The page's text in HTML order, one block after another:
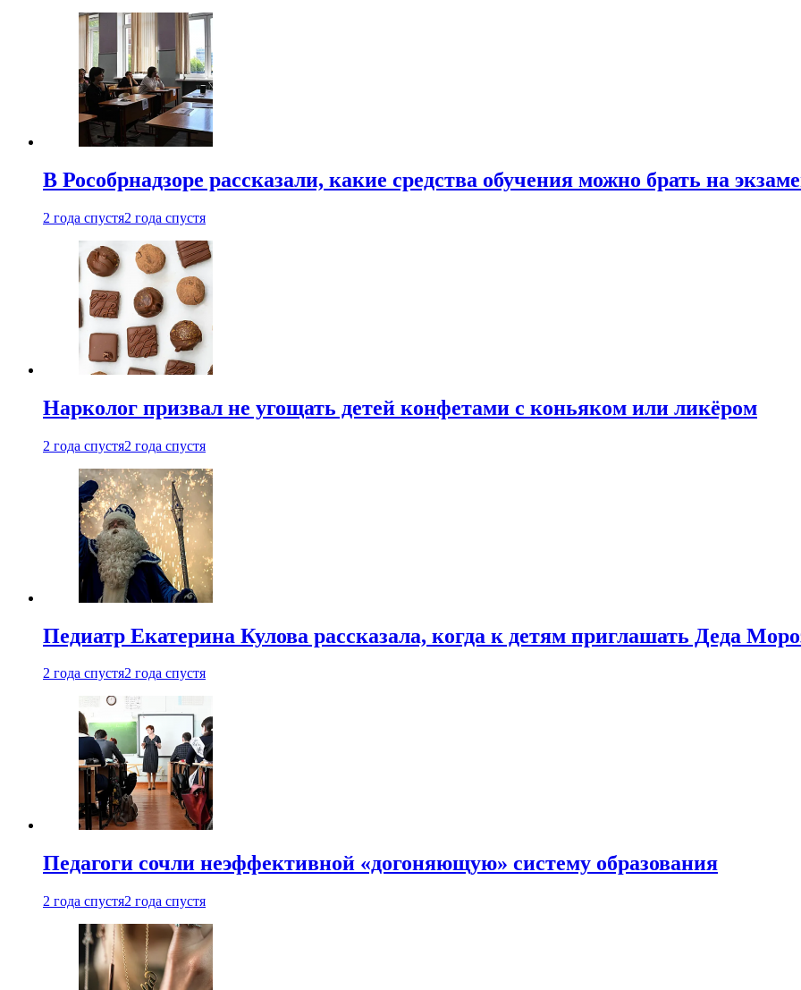
В Рособрнадзоре рассказали, какие средства обучения можно брать на
2 года спустя2 года спустя
Нарколог призвал не угощать детей конфетами с коньяком или ликёром
2 года спустя2 года спустя
Педиатр Екатерина Кулова рассказала, когда к детям приглашать Деда
2 года спустя2 года спустя
Педагоги сочли неэффективной «догоняющую» систему образования
2 года спустя2 года спустя